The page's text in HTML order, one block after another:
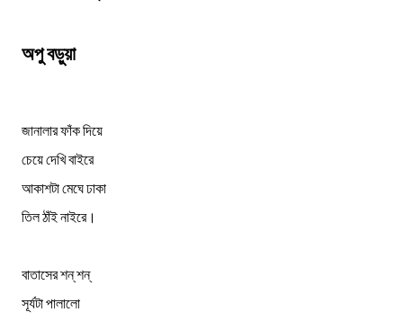
অপু বড়ুয়া
জানালার ফাঁক দিয়ে
চেয়ে দেখি বাইরে
আকাশটা মেঘে ঢাকা
তিল ঠাঁই নাইরে।
বাতাসের শন্ শন্
সূর্যটা পালালো